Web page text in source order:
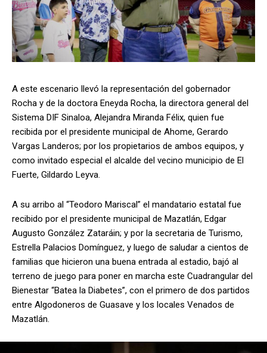
A este escenario llevó la representación del gobernador
Rocha y de la doctora Eneyda Rocha, la directora general del
Sistema DIF Sinaloa, Alejandra Miranda Félix, quien fue
recibida por el presidente municipal de Ahome, Gerardo
Vargas Landeros; por los propietarios de ambos equipos, y
como invitado especial el alcalde del vecino municipio de El
Fuerte, Gildardo Leyva.
A su arribo al “Teodoro Mariscal” el mandatario estatal fue
recibido por el presidente municipal de Mazatlán, Edgar
Augusto González Zataráin; y por la secretaria de Turismo,
Estrella Palacios Domínguez, y luego de saludar a cientos de
familias que hicieron una buena entrada al estadio, bajó al
terreno de juego para poner en marcha este Cuadrangular del
Bienestar “Batea la Diabetes”, con el primero de dos partidos
entre Algodoneros de Guasave y los locales Venados de
Mazatlán.